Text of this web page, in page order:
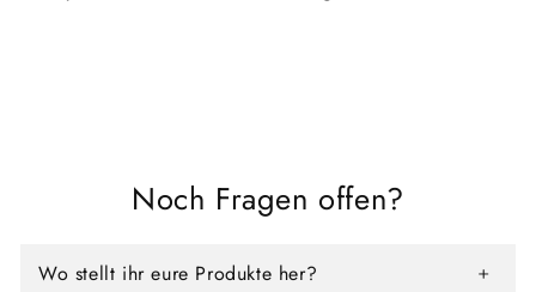
Noch Fragen offen?
Wo stellt ihr eure Produkte her?